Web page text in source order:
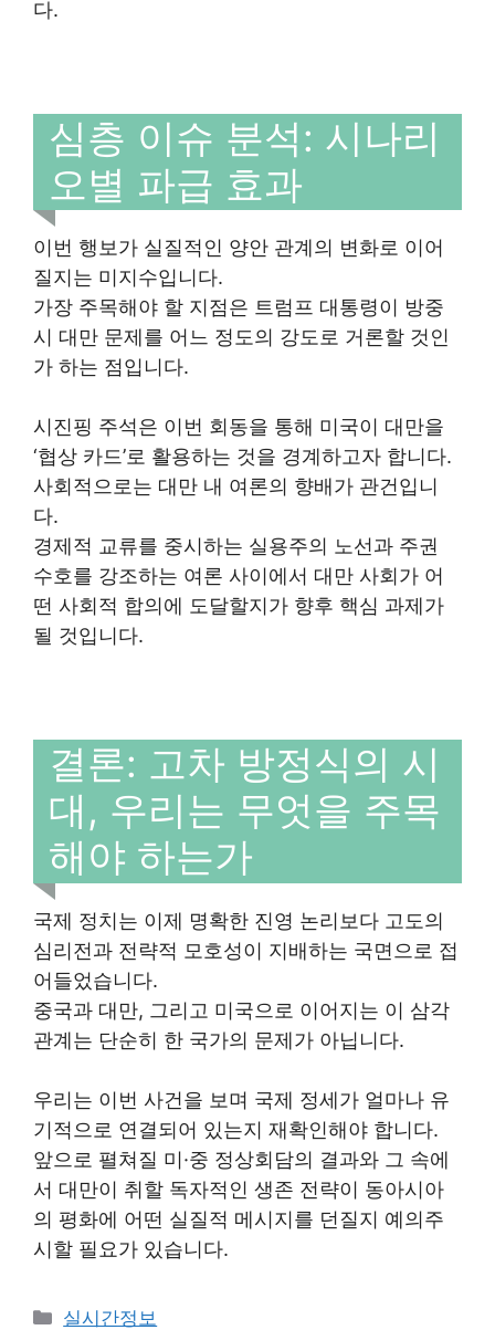
다.
심층 이슈 분석: 시나리
오별 파급 효과
이번 행보가 실질적인 양안 관계의 변화로 이어
질지는 미지수입니다.
가장 주목해야 할 지점은 트럼프 대통령이 방중
시 대만 문제를 어느 정도의 강도로 거론할 것인
가 하는 점입니다.
시진핑 주석은 이번 회동을 통해 미국이 대만을
‘협상 카드’로 활용하는 것을 경계하고자 합니다.
사회적으로는 대만 내 여론의 향배가 관건입니
다.
경제적 교류를 중시하는 실용주의 노선과 주권
수호를 강조하는 여론 사이에서 대만 사회가 어
떤 사회적 합의에 도달할지가 향후 핵심 과제가
될 것입니다.
결론: 고차 방정식의 시
대, 우리는 무엇을 주목
해야 하는가
국제 정치는 이제 명확한 진영 논리보다 고도의
심리전과 전략적 모호성이 지배하는 국면으로 접
어들었습니다.
중국과 대만, 그리고 미국으로 이어지는 이 삼각
관계는 단순히 한 국가의 문제가 아닙니다.
우리는 이번 사건을 보며 국제 정세가 얼마나 유
기적으로 연결되어 있는지 재확인해야 합니다.
앞으로 펼쳐질 미·중 정상회담의 결과와 그 속에
서 대만이 취할 독자적인 생존 전략이 동아시아
의 평화에 어떤 실질적 메시지를 던질지 예의주
시할 필요가 있습니다.
Categories
실시간정보